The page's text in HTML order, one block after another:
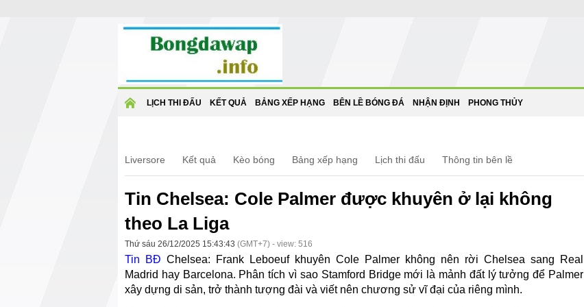
TRANGLỊCH THI ĐẤU KẾT QUẢ BẢNG XẾP HẠNG BÊN LỀ BÓNG ĐÁ NHẬN ĐỊNH PHONG THỦY
Liversore Kết quả Kèo bóng Bảng xếp hạng Lịch thi đấu Thông tin bên lề
Tin Chelsea: Cole Palmer được khuyên ở lại không
theo La Liga
Thứ sáu 26/12/2025 15:43:43 (GMT+7) - view: 516
Tin BĐ Chelsea: Frank Leboeuf khuyên Cole Palmer không nên rời Chelsea sang Real
Madrid hay Barcelona. Phân tích vì sao Stamford Bridge mới là mảnh đất lý tưởng để Palmer
xây dựng di sản, trở thành tượng đài và viết nên chương sử vĩ đại của riêng mình.